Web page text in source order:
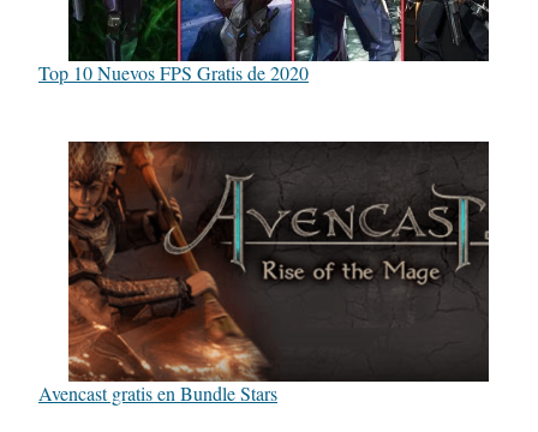
Top 10 Nuevos FPS Gratis de 2020
Avencast gratis en Bundle Stars